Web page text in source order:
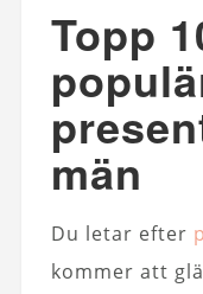
Topp
män
Du letar efter
kommer att